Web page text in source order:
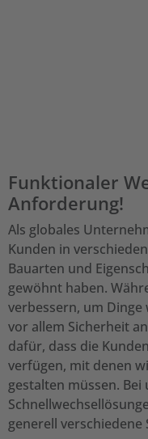
Funktionaler
Anforderung!
Als globales
Kunden in
Bauarten und
gewöhnt haben.
verbessern, um
vor allem Sicherheit
dafür, dass die
verfügen, mit denen
gestalten müssen. Bei
generell